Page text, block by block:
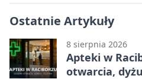
Ostatnie Artykuły
8 sierpnia 2026
Apteki w
otwarcia,